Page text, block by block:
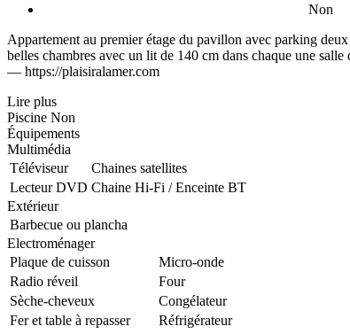
Non
Appartement au premier étage du pavillon avec parking
belles chambres avec un lit de 140 cm dans chaque une
— https://plaisiralamer.com
Lire plus
Piscine Non
Équipements
Multimédia
Téléviseur
Chaines satellites
Lecteur DVD Chaine Hi-Fi / Enceinte BT
Extérieur
Barbecue ou plancha
Electroménager
Plaque de cuisson
Micro-onde
Radio réveil
Four
Sèche-cheveux
Congélateur
Fer et table à repasser
Réfrigérateur